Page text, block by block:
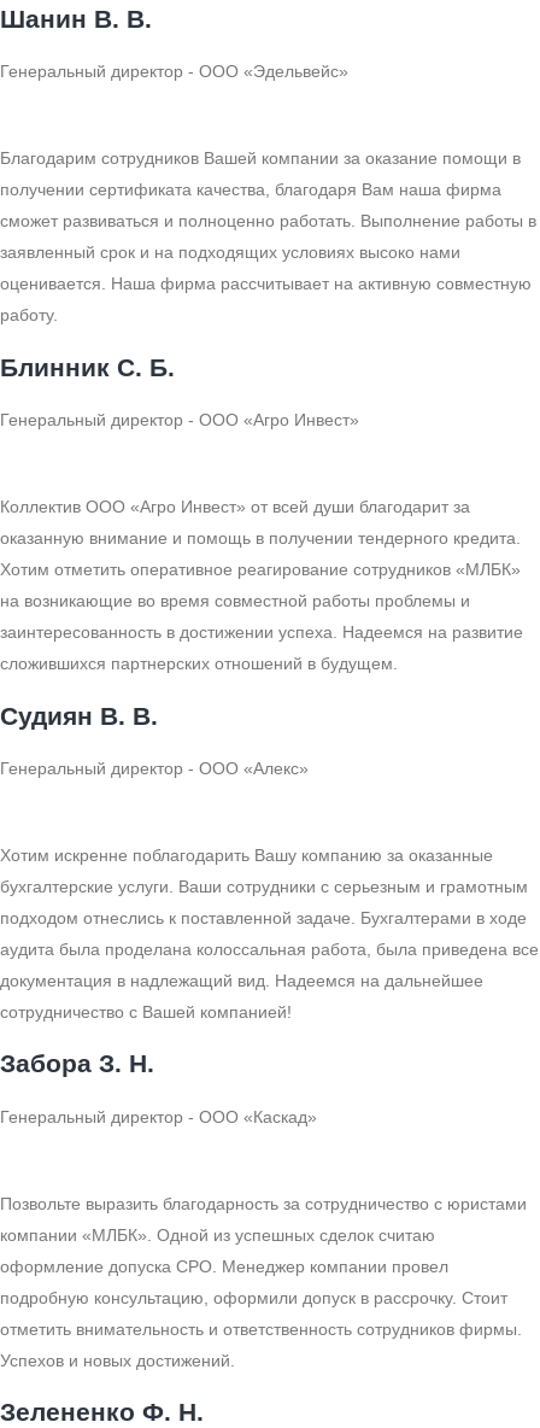
Шанин В. В.
Генеральный директор - ООО «Эдельвейс»
Благодарим сотрудников Вашей компании за оказание помощи в
получении сертификата качества, благодаря Вам наша фирма
сможет развиваться и полноценно работать. Выполнение работы в
заявленный срок и на подходящих условиях высоко нами
оценивается. Наша фирма рассчитывает на активную совместную
работу.
Блинник С. Б.
Генеральный директор - ООО «Агро Инвест»
Коллектив ООО «Агро Инвест» от всей души благодарит за
оказанную внимание и помощь в получении тендерного кредита.
Хотим отметить оперативное реагирование сотрудников «МЛБК»
на возникающие во время совместной работы проблемы и
заинтересованность в достижении успеха. Надеемся на развитие
сложившихся партнерских отношений в будущем.
Судиян В. В.
Генеральный директор - ООО «Алекс»
Хотим искренне поблагодарить Вашу компанию за оказанные
бухгалтерские услуги. Ваши сотрудники с серьезным и грамотным
подходом отнеслись к поставленной задаче. Бухгалтерами в ходе
аудита была проделана колоссальная работа, была приведена все
документация в надлежащий вид. Надеемся на дальнейшее
сотрудничество с Вашей компанией!
Забора З. Н.
Генеральный директор - ООО «Каскад»
Позвольте выразить благодарность за сотрудничество с юристами
компании «МЛБК». Одной из успешных сделок считаю
оформление допуска СРО. Менеджер компании провел
подробную консультацию, оформили допуск в рассрочку. Стоит
отметить внимательность и ответственность сотрудников фирмы.
Успехов и новых достижений.
Зелененко Ф. Н.